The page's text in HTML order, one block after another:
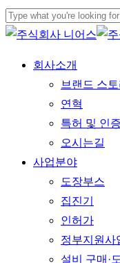
Skip
to
content
Close
Menu
회사소개
브랜드 스토
연혁
특허 및 인
오시는길
사업분야
도장부스
집진기
인허가
정부지원사
설비 구매·